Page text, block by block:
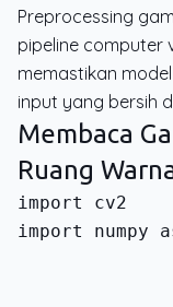
Preprocessing
pipeline computer
memastikan
input yang bersih
Membaca
Ruang
import numpy